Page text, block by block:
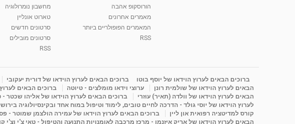
הורוסקופ אהבה
מאמרים אחרונים
המאמרים הפופולריים ביותר
RSS
מחשבון נומרולוגיה
טארוט אונליין
סרטונים חדשים
סרטונים מובילים
RSS
ברוכים הבאים לערוץ הוידאו של יוסף בוטו ברוכים הבאים לערוץ הוידאו של דורית יעקובי
הבאים לערוץ הוידאו של שולמית רונן
ערוצי וידאו מומלצים - טיוטה ברוכים הבאים
הבאים לערוץ הוידאו של וולדה (תאיר) עוזרי
ברוכים הבאים לערוץ הוידאו של אליהו שכטר -
לערוץ הוידאו של יוסי גולד - הדרכה לחיים טובים, לימוד וטיפול במוח אחד ובקינסיולוגיה
קורס למדיטציה רפואית און ליין
ברוכים הבאים לערוץ הוידאו של עמירה הולצמן שמוטר -
הבאים לערוץ הוידאו של אריק איזנמן - מרכז מרכבה לאומנויות התנועה והטיפול - טאי צ'י וצ'י